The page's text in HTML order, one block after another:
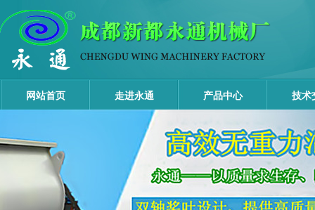
网站首页 走进永通 产品中心 技术